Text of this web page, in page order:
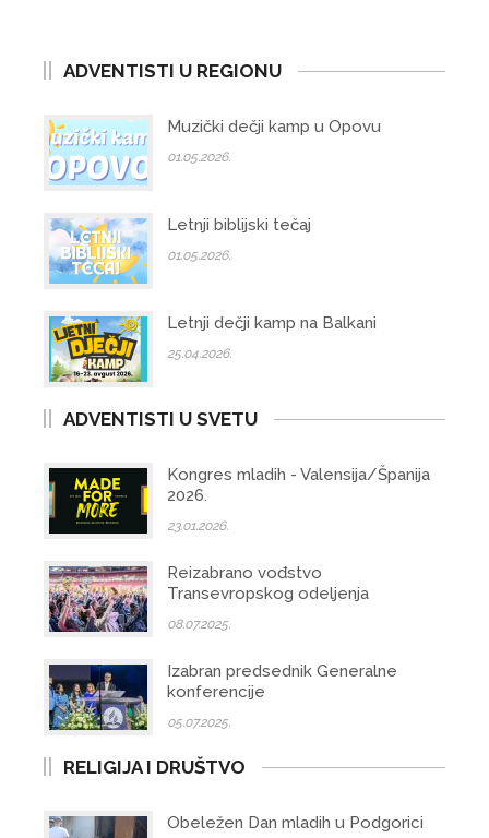
ADVENTISTI U REGIONU
Muzički dečji kamp u Opovu
01.05.2026.
Letnji biblijski tečaj
01.05.2026.
Letnji dečji kamp na Balkani
25.04.2026.
ADVENTISTI U SVETU
Kongres mladih - Valensija/Španija
2026.
23.01.2026.
Reizabrano vođstvo
Transevropskog odeljenja
08.07.2025.
Izabran predsednik Generalne
konferencije
05.07.2025.
RELIGIJA I DRUŠTVO
Obeležen Dan mladih u Podgorici